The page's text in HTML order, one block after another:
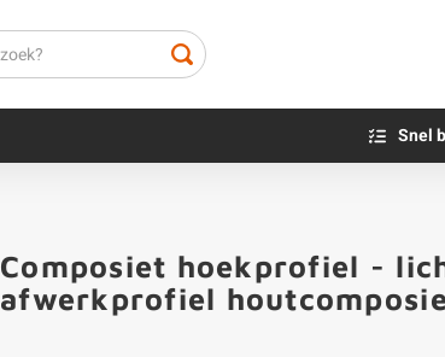
Blauwsteen sokkels
Olie - voor
Impregneer
Snel
Composiet hoekprofiel -
afwerkprofiel